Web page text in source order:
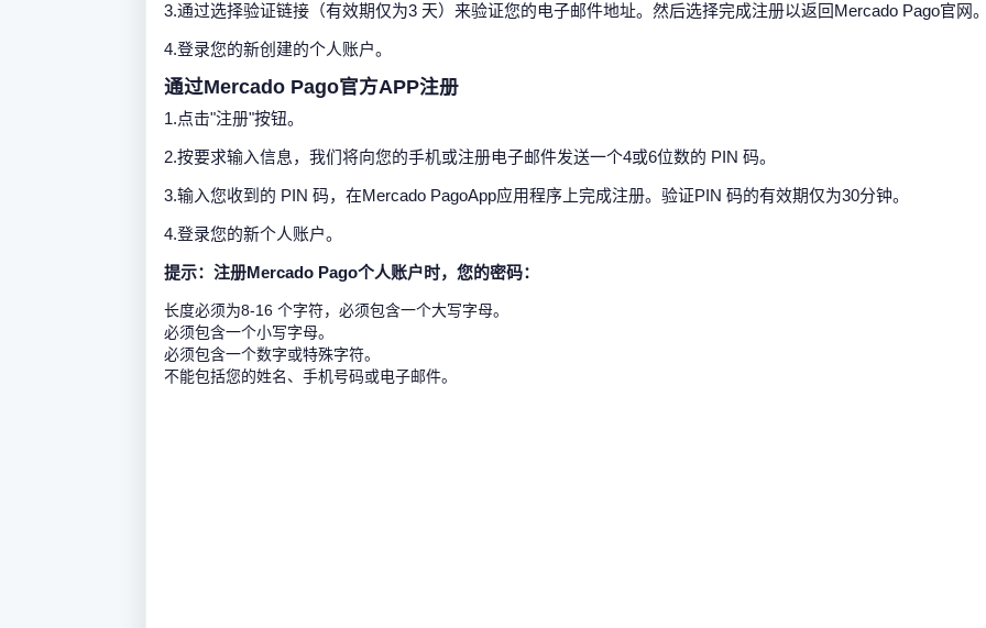
3.通过选择验证链接（有效期仅为3 天）来验证您的电子邮件地址。然后选择完成注册以返回Mercado Pago官网
4.登录您的新创建的个人账户。
通过Mercado Pago官方APP注册
1.点击"注册"按钮。
2.按要求输入信息，我们将向您的手机或注册电子邮件发送一个4或6位数的 PIN 码。
3.输入您收到的 PIN 码，在Mercado PagoApp应用程序上完成注册。验证PIN 码的有效期仅为30分钟。
4.登录您的新个人账户。
提示：注册Mercado Pago个人账户时，您的密码：
长度必须为8-16 个字符，必须包含一个大写字母。
必须包含一个小写字母。
必须包含一个数字或特殊字符。
不能包括您的姓名、手机号码或电子邮件。